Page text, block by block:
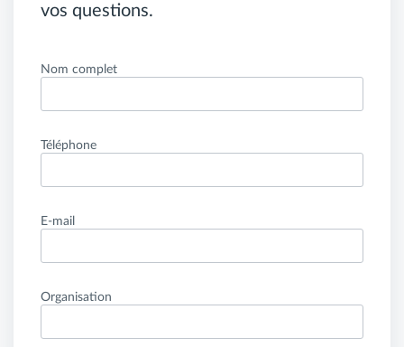
vos questions.
Nom complet
Téléphone
E-mail
Organisation